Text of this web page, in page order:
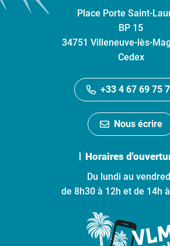
Place Porte Saint-
BP 15
34751 Villeneuve-lès-
Cedex
+33 4 67 69 75
Nous écrire
Horaires
Du lundi au
de 8h30 à 12h et de 14h